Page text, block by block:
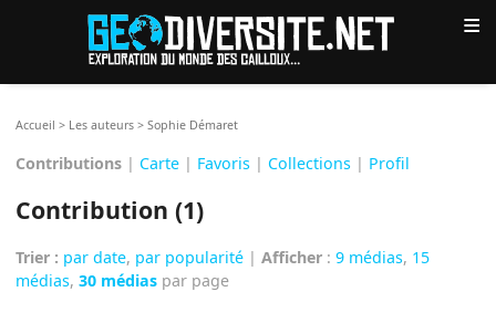
≡
Accueil > Les auteurs >Sophie Démaret
Contributions | Carte | Favoris | Collections | Profil
Contribution (1)
Trier : par date, par popularité |Afficher :9 médias, 15
médias,30 médias par page